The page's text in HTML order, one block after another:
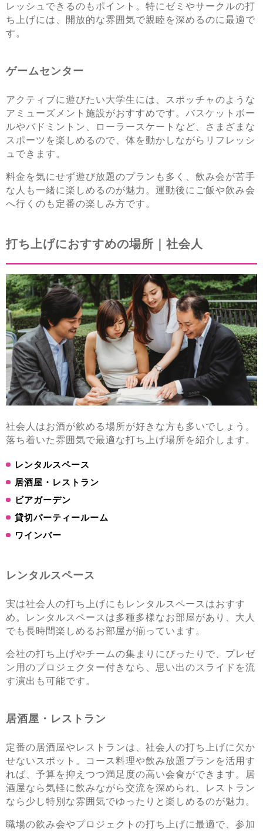
レッシュできるのもポイント。特にゼミやサークルの打
ち上げには、開放的な雰囲気で親睦を深めるのに最適で
す。
ゲームセンター
アクティブに遊びたい大学生には、スポッチャのような
アミューズメント施設がおすすめです。バスケットボー
ルやバドミントン、ローラースケートなど、さまざまな
スポーツを楽しめるので、体を動かしながらリフレッシ
ュできます。
料金を気にせず遊び放題のプランも多く、飲み会が苦手
な人も一緒に楽しめるのが魅力。運動後にご飯や飲み会
へ行くのも定番の楽しみ方です。
打ち上げにおすすめの場所｜社会人
社会人はお酒が飲める場所が好きな方も多いでしょう。
落ち着いた雰囲気で最適な打ち上げ場所を紹介します。
レンタルスペース
居酒屋・レストラン
ビアガーデン
貸切パーティールーム
ワインバー
レンタルスペース
実は社会人の打ち上げにもレンタルスペースはおすす
め。レンタルスペースは多種多様なお部屋があり、大人
でも長時間楽しめるお部屋が揃っています。
会社の打ち上げやチームの集まりにぴったりで、プレゼ
ン用のプロジェクター付きなら、思い出のスライドを流
す演出も可能です。
居酒屋・レストラン
定番の居酒屋やレストランは、社会人の打ち上げに欠か
せないスポット。コース料理や飲み放題プランを活用す
れば、予算を抑えつつ満足度の高い会食ができます。居
酒屋なら気軽に飲みながら交流を深められ、レストラン
なら少し特別な雰囲気でゆったりと楽しめるのが魅力。
職場の飲み会やプロジェクトの打ち上げに最適で、参加